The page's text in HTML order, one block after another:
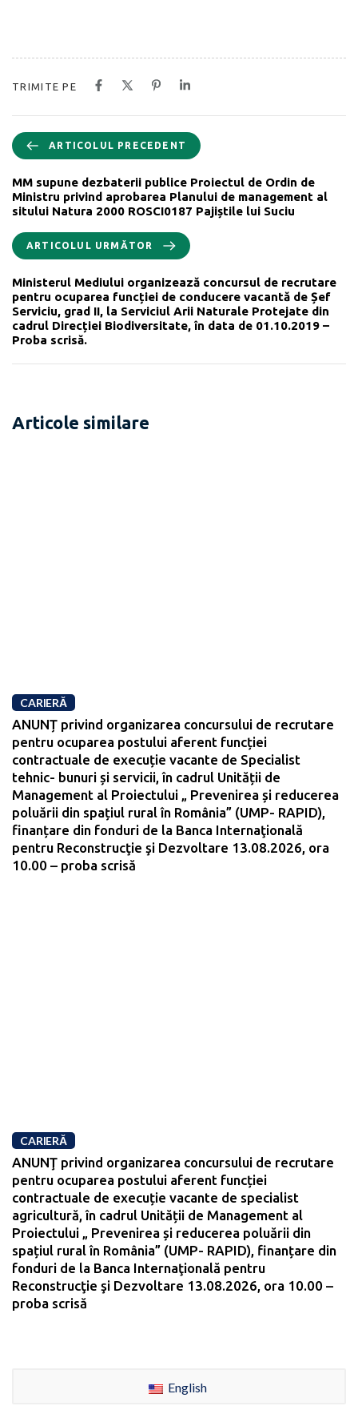
TRIMITE PE
ARTICOLUL PRECEDENT
MM supune dezbaterii publice Proiectul de Ordin de
Ministru privind aprobarea Planului de management al
sitului Natura 2000 ROSCI0187 Pajiștile lui Suciu
ARTICOLUL URMĂTOR
Ministerul Mediului organizează concursul de recrutare
pentru ocuparea funcției de conducere vacantă de Șef
Serviciu, grad II, la Serviciul Arii Naturale Protejate din
cadrul Direcției Biodiversitate, în data de 01.10.2019 –
Proba scrisă.
Articole similare
CARIERĂ
ANUNȚ privind organizarea concursului de recrutare
pentru ocuparea postului aferent funcției
contractuale de execuție vacante de Specialist
tehnic- bunuri și servicii, în cadrul Unității de
Management al Proiectului „ Prevenirea și reducerea
poluării din spațiul rural în România” (UMP- RAPID),
finanțare din fonduri de la Banca Internaţională
pentru Reconstrucţie şi Dezvoltare 13.08.2026, ora
10.00 – proba scrisă
CARIERĂ
ANUNŢ privind organizarea concursului de recrutare
pentru ocuparea postului aferent funcției
contractuale de execuție vacante de specialist
agricultură, în cadrul Unității de Management al
Proiectului „ Prevenirea și reducerea poluării din
spațiul rural în România” (UMP- RAPID), finanțare din
fonduri de la Banca Internaţională pentru
Reconstrucţie şi Dezvoltare 13.08.2026, ora 10.00 –
proba scrisă
English